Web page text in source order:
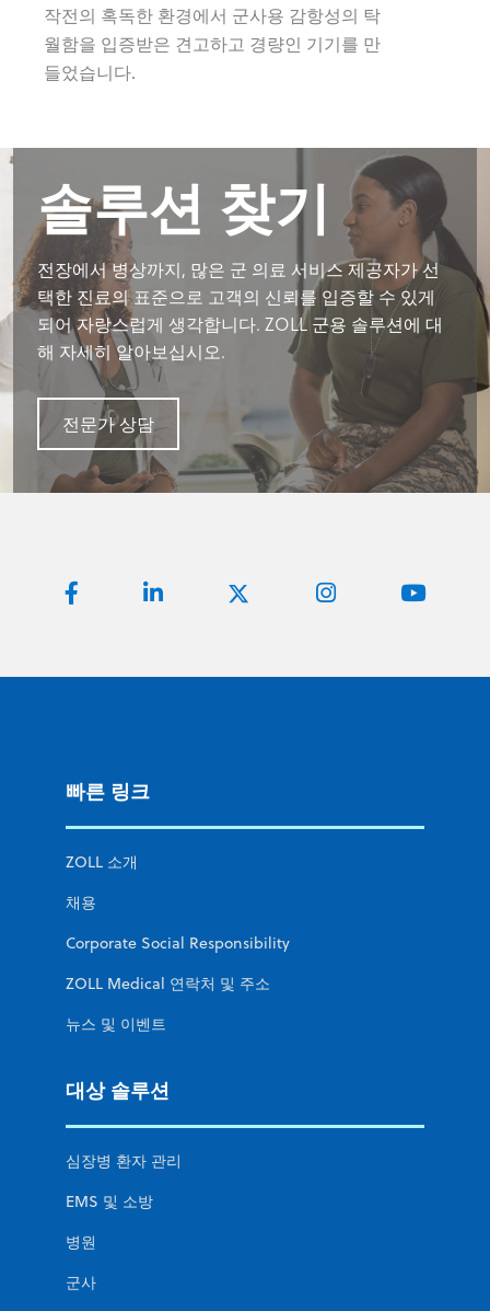
작전의 혹독한 환경에서 군사용 감항성의 탁
월함을 입증받은 견고하고 경량인 기기를 만
들었습니다.
솔루션 찾기
전장에서 병상까지, 많은 군 의료 서비스 제공자가 선
택한 진료의 표준으로 고객의 신뢰를 입증할 수 있게
되어 자랑스럽게 생각합니다. ZOLL 군용 솔루션에 대
해 자세히 알아보십시오.
전문가 상담
빠른 링크
ZOLL 소개
채용
Corporate Social Responsibility
ZOLL Medical 연락처 및 주소
뉴스 및 이벤트
대상 솔루션
심장병 환자 관리
EMS 및 소방
병원
군사